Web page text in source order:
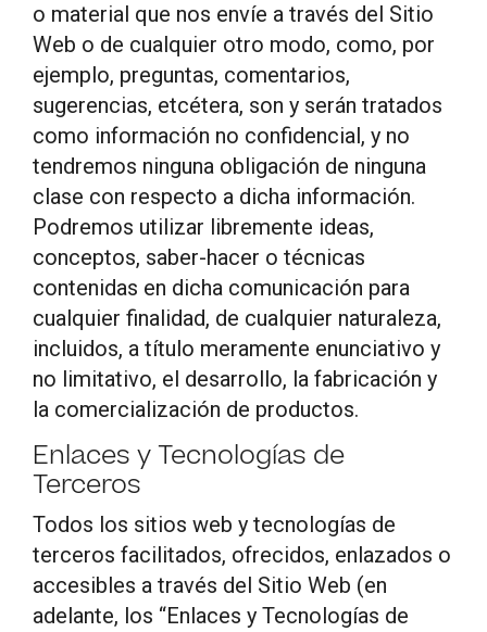
o material que nos envíe a través del Sitio
Web o de cualquier otro modo, como, por
ejemplo, preguntas, comentarios,
sugerencias, etcétera, son y serán tratados
como información no confidencial, y no
tendremos ninguna obligación de ninguna
clase con respecto a dicha información.
Podremos utilizar libremente ideas,
conceptos, saber-hacer o técnicas
contenidas en dicha comunicación para
cualquier finalidad, de cualquier naturaleza,
incluidos, a título meramente enunciativo y
no limitativo, el desarrollo, la fabricación y
la comercialización de productos.
Enlaces y Tecnologías de
Terceros
Todos los sitios web y tecnologías de
terceros facilitados, ofrecidos, enlazados o
accesibles a través del Sitio Web (en
adelante, los “Enlaces y Tecnologías de